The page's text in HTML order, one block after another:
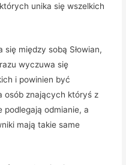
unika się wszelkich
się między sobą Słowian,
wyczuwa się
i powinien być
osób znających któryś z
podlegają odmianie, a
mają takie same